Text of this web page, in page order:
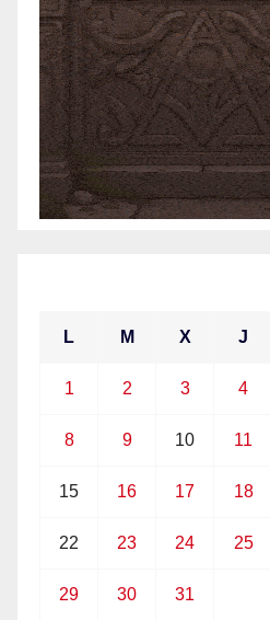
L M X J
1 2 3 4
8 9 10 11
15 16 17 18
22 23 24 25
29 30 31